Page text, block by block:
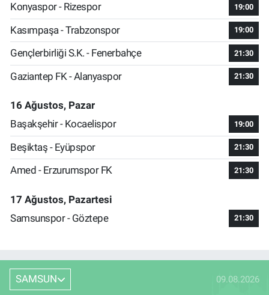
Konyaspor - Rizespor
19:00
Kasımpaşa - Trabzonspor 19:00
Gençlerbirliği S.K. - Fenerbahçe 21:30
Gaziantep FK - Alanyaspor 21:30
16 Ağustos, Pazar
Başakşehir - Kocaelispor
19:00
Beşiktaş - Eyüpspor 21:30
Amed - Erzurumspor FK 21:30
17 Ağustos, Pazartesi
Samsunspor - Göztepe
21:30
SAMSUN 09.08.2026